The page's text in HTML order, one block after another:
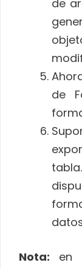
de
de
Nota: en